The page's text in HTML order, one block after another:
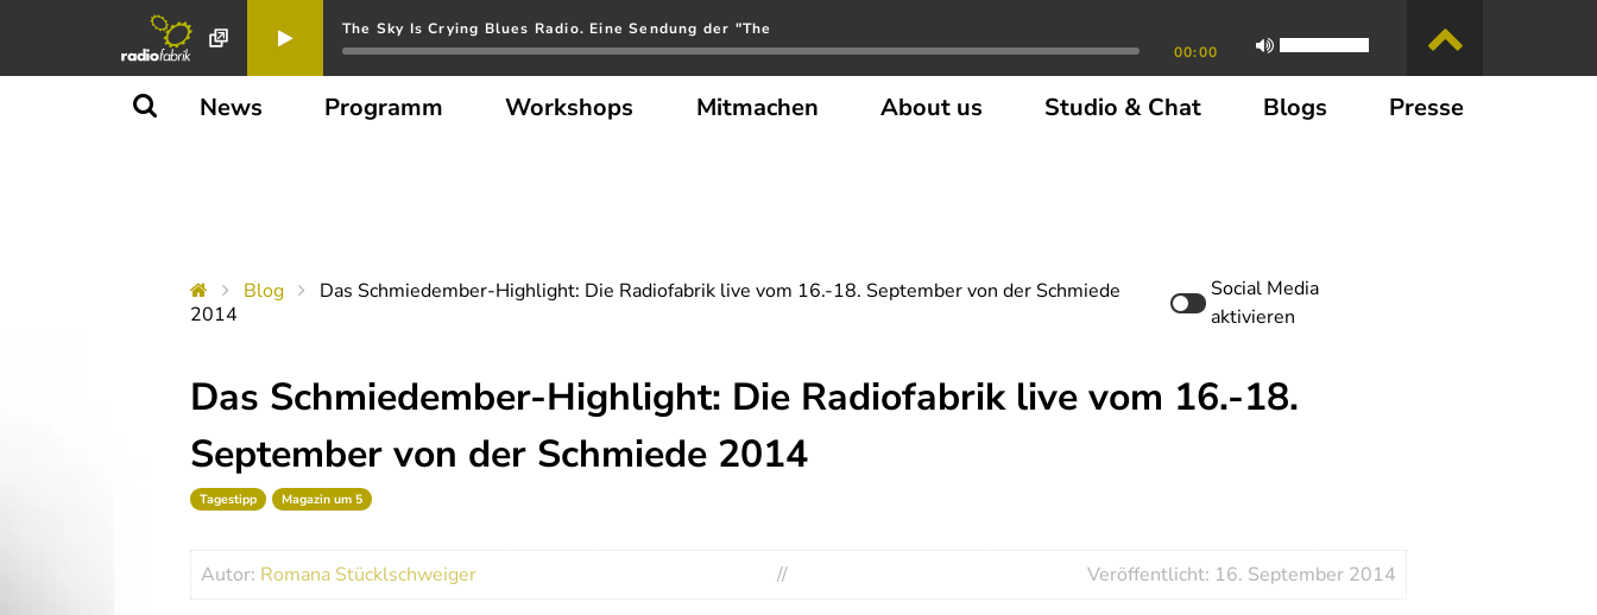
The Sky Is Crying Blues Radio. Eine Sendung der "The
00:00
News Programm Workshops Mitmachen About us Studio & Chat Blogs Presse
Blog
Das Schmiedember-Highlight: Die Radiofabrik live vom 16.-18. September von der Schmiede
2014
Social Media
aktivieren
Das Schmiedember-Highlight: Die Radiofabrik live vom 16.-18.
September von der Schmiede 2014
Tagestipp Magazin um 5
Autor: Romana Stücklschweiger // Veröffentlicht: 16. September 2014